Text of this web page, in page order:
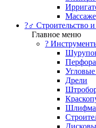
?‍♂️ Строительство
Главное меню
?️
Дрели